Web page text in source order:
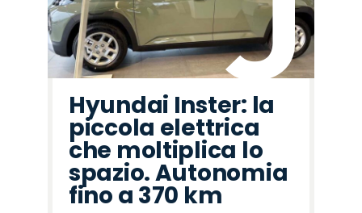
Hyundai Inster: la
piccola elettrica
che moltiplica lo
spazio. Autonomia
fino a 370 km